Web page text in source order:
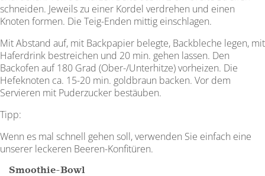
schneiden. Jeweils zu einer Kordel verdrehen und einen
Knoten formen. Die Teig-Enden mittig einschlagen.
Mit Abstand auf, mit Backpapier belegte, Backbleche legen, mit
Haferdrink bestreichen und 20 min. gehen lassen. Den
Backofen auf 180 Grad (Ober-/Unterhitze) vorheizen. Die
Hefeknoten ca. 15-20 min. goldbraun backen. Vor dem
Servieren mit Puderzucker bestäuben.
Tipp:
Wenn es mal schnell gehen soll, verwenden Sie einfach eine
unserer leckeren Beeren-Konfitüren.
Smoothie-Bowl